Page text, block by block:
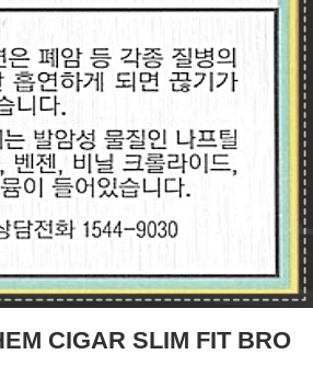
CIGAR SLIM FIT BRO